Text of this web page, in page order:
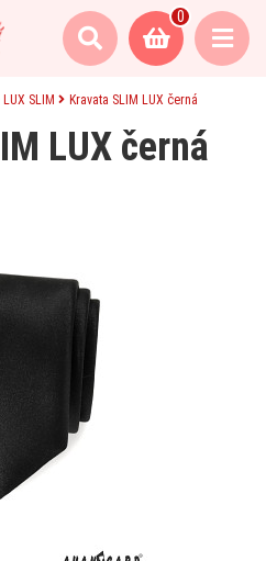
0
LUX SLIM Kravata SLIM LUX černá
LUX černá